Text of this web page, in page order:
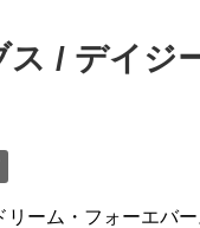
/ デイジ
ーム・フォーエバ